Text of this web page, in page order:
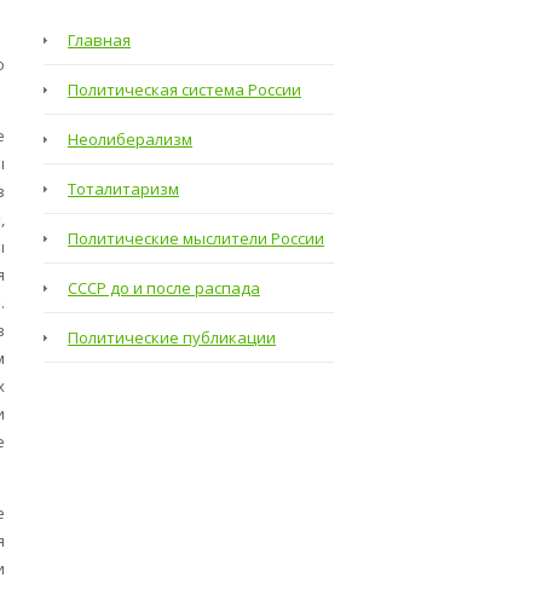
Главная
Политическая система России
Неолиберализм
Тоталитаризм
Политические мыслители России
СССР до и после распада
Политические публикации